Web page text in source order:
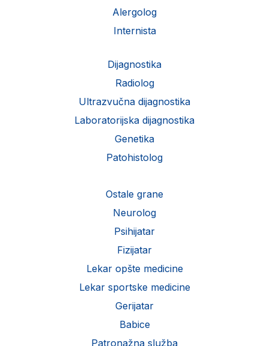
Alergolog
Internista
Dijagnostika
Radiolog
Ultrazvučna dijagnostika
Laboratorijska dijagnostika
Genetika
Patohistolog
Ostale grane
Neurolog
Psihijatar
Fizijatar
Lekar opšte medicine
Lekar sportske medicine
Gerijatar
Babice
Patronažna služba